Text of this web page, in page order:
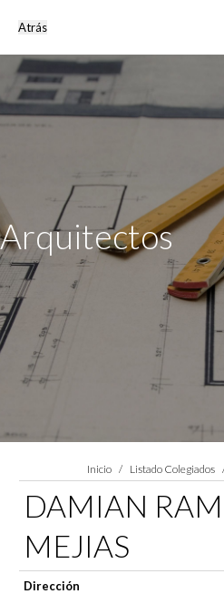
Arquitectos
Estás
Inicio Listado Colegiados
DAMIAN
MEJIAS
Dirección